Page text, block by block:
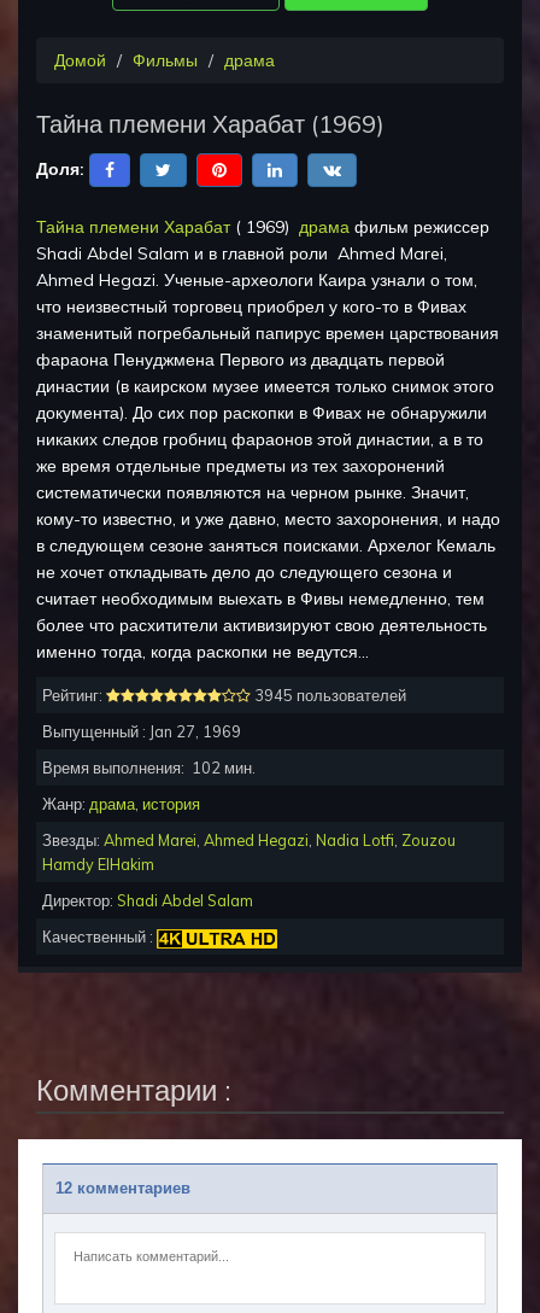
Домой Фильмы драма
Тайна племени Харабат (1969)
Доля:
Тайна племени Харабат( 1969) драма фильм режиссер
Shadi Abdel Salam и в главной роли Ahmed Marei,
Ahmed Hegazi. Ученые-археологи Каира узнали о том,
что неизвестный торговец приобрел у кого-то в Фивах
знаменитый погребальный папирус времен царствования
фараона Пенуджмена Первого из двадцать первой
династии (в каирском музее имеется только снимок этого
документа). До сих пор раскопки в Фивах не обнаружили
никаких следов гробниц фараонов этой династии, а в то
же время отдельные предметы из тех захоронений
систематически появляются на черном рынке. Значит,
кому-то известно, и уже давно, место захоронения, и надо
в следующем сезоне заняться поисками. Архелог Кемаль
не хочет откладывать дело до следующего сезона и
считает необходимым выехать в Фивы немедленно, тем
более что расхитители активизируют свою деятельность
именно тогда, когда раскопки не ведутся...
Рейтинг:
3945 пользователей
Выпущенный : Jan 27, 1969
Время выполнения: 102 мин.
Жанр: драма история
Звезды: Ahmed Marei Ahmed Hegazi Nadia Lotfi Zouzou
Hamdy ElHakim
Директор: Shadi Abdel Salam
Качественный :
Комментарии :
12 комментариев